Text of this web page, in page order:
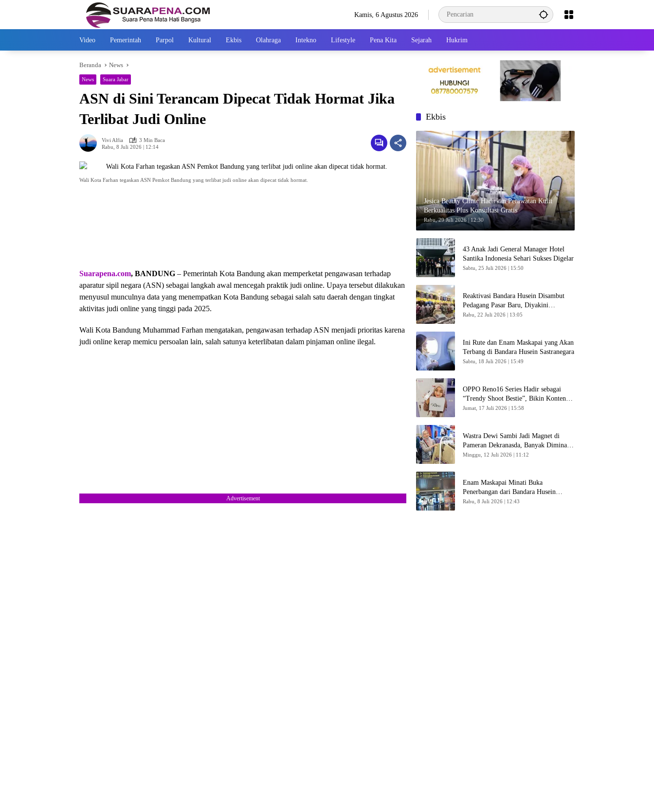
Kamis, 6 Agustus 2026
Video Pemerintah Parpol Kultural Ekbis Olahraga Intekno Lifestyle Pena Kita Sejarah Hukrim
Beranda News
News Suara Jabar
ASN di Sini Terancam Dipecat Tidak Hormat Jika
Terlibat Judi Online
Vivi Alfia
3 Min Baca
Rabu, 8 Juli 2026 | 12:14
Wali Kota Farhan tegaskan ASN Pemkot Bandung yang terlibat judi online akan dipecat tidak hormat.
Suarapena.com, BANDUNG – Pemerintah Kota Bandung akan memperketat pengawasan terhadap
aparatur sipil negara (ASN) sebagai langkah awal mencegah praktik judi online. Upaya tersebut dilakukan
menyusul munculnya data yang menempatkan Kota Bandung sebagai salah satu daerah dengan tingkat
aktivitas judi online yang tinggi pada 2025.
Wali Kota Bandung Muhammad Farhan mengatakan, pengawasan terhadap ASN menjadi prioritas karena
judi online kerap memicu persoalan lain, salah satunya keterlibatan dalam pinjaman online ilegal.
Advertisement
Ekbis
Jesica Beauty Clinic Hadirkan Perawatan Kulit
Berkualitas Plus Konsultasi Gratis
Rabu, 29 Juli 2026 | 12:30
43 Anak Jadi General Manager Hotel
Santika Indonesia Sehari Sukses Digelar
Sabtu, 25 Juli 2026 | 15:50
Reaktivasi Bandara Husein Disambut
Pedagang Pasar Baru, Diyakini
Bangkitkan Kembali Ekonomi Bandung
Rabu, 22 Juli 2026 | 13:05
Ini Rute dan Enam Maskapai yang Akan
Terbang di Bandara Husein Sastranegara
Sabtu, 18 Juli 2026 | 15:49
OPPO Reno16 Series Hadir sebagai
“Trendy Shoot Bestie”, Bikin Konten
Kreator Makin Betah
Jumat, 17 Juli 2026 | 15:58
Wastra Dewi Sambi Jadi Magnet di
Pameran Dekranasda, Banyak Diminati
Pengunjung
Minggu, 12 Juli 2026 | 11:12
Enam Maskapai Minati Buka
Penerbangan dari Bandara Husein
Sastranegara
Rabu, 8 Juli 2026 | 12:43